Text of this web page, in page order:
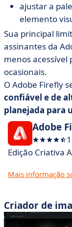
ajustar a
elemento
Sua principal
assinantes da
menos
ocasionais.
O Adobe Firefly
confiável e de
planejada para
Adobe
Edição Criativa
Mais informação
Criador de